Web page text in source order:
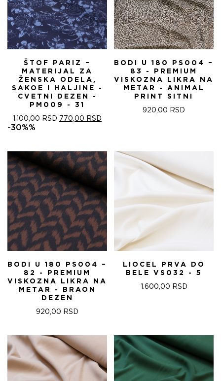
ŠTOF PARIZ –
MATERIJAL ZA
ŽENSKA ODELA,
SAKOE I HALJINE -
CVETNI DEZEN -
PM009 - 31
1.100,00RSD ОРИГИНАЛНА
1.100,00 RSD.
770,00 RSD
-30%%
BODI U 180 PS004 –
83 - PREMIUM
VISKOZNA LIKRA NA
METAR - ANIMAL
PRINT SITNI
920,00 RSD
BODI U 180 PS004 –
82 - PREMIUM
VISKOZNA LIKRA NA
METAR - BRAON
DEZEN
920,00 RSD
LIOCEL PRVA DO
BELE VS032 - 5
1.600,00 RSD